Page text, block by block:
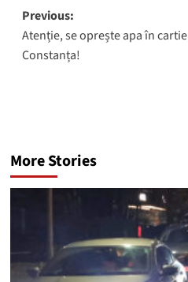
Post
navigation
Previous:
Atenție, se oprește apa în
Constanța!
More Stories